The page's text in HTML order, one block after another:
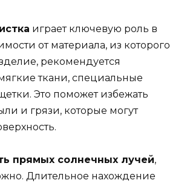
играет ключевую роль в
от материала, из которого
рекомендуется
ткани, специальные
Это поможет избежать
и грязи, которые могут
прямых солнечных лучей,
Длительное нахождение